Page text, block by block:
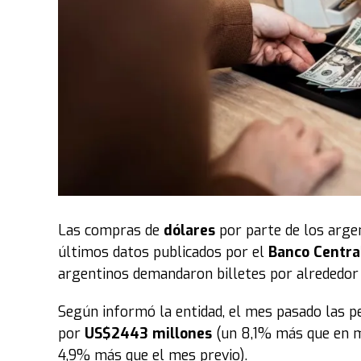
, durante tres semanas
eventos evangelísticos recolectando
una intensa vigilia de 24 horas
nivel local y mundial clamarán por cada
anteriores, la organización destaca que esta
Un movimiento global con sello chaqueño
una visión de sus pastores fundadores, hoy
evangelismo y acción social que moviliza a
está instalada en 57 países a lo largo de los
traducida a más de 10 idiomas.
Las compras de dólares por parte de los
últimos datos publicados por el Banco
argentinos demandaron billetes por alrededor
Según informó la entidad, el mes pasado las
por US$2443 millones (un 8,1% más que en
4,9% más que el mes previo).